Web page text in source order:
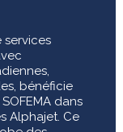
services
bénéficie
dans
Alphajet. Ce